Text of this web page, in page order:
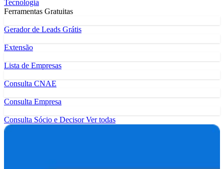
Tecnologia
Ferramentas Gratuitas
Gerador de Leads Grátis
Extensão
Lista de Empresas
Consulta CNAE
Consulta Empresa
Consulta Sócio e DecisorVer todas